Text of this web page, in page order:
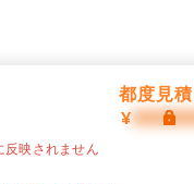
都度見
¥
反映されません